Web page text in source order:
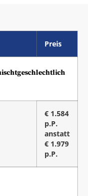
Preis
€ 1.584
p.P.
anstatt
€ 1.979
p.P.